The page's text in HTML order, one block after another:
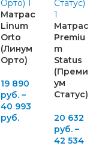
Матрас
Linum
Orto
(Линум
Орто)
19 890
руб. –
40 993
руб.
Матрас
Premiu
m
Status
(Преми
ум
Статус)
20 632
руб. –
42 534